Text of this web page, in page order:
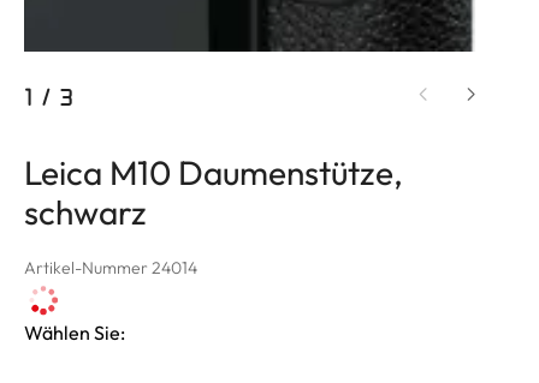
1 / 3
Leica M10 Daumenstütze,
schwarz
Artikel-Nummer 24014
Wählen Sie: